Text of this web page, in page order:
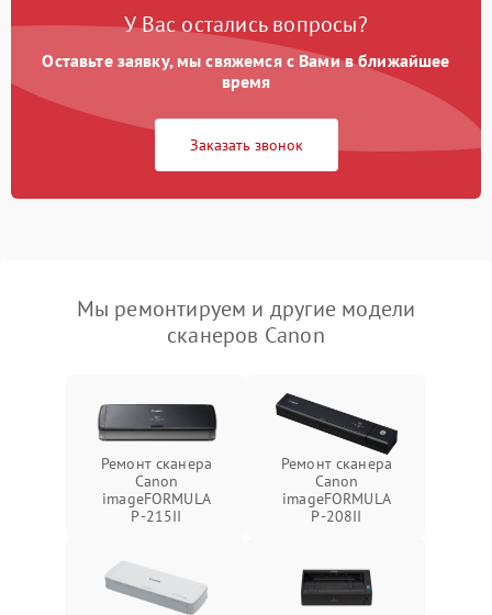
У Вас остались вопросы?
Оставьте заявку, мы свяжемся с Вами в ближайшее
время
Заказать звонок
Мы ремонтируем и другие модели
сканеров Canon
Ремонт сканера
Canon
imageFORMULA
P‑215II
Ремонт сканера
Canon
imageFORMULA
P‑208II